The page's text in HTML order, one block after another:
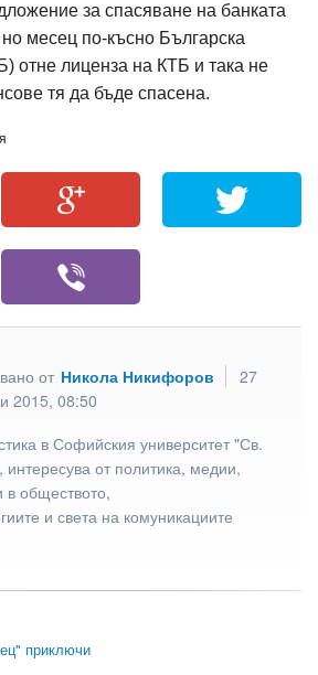
за спасяване на банката
месец по-късно Българска
отне лиценза на КТБ и така не
тя да бъде спасена.
от Никола Никифоров
27
2015, 08:50
в Софийския университет "Св.
от политика, медии,
в обществото,
и света на комуникациите
приключи